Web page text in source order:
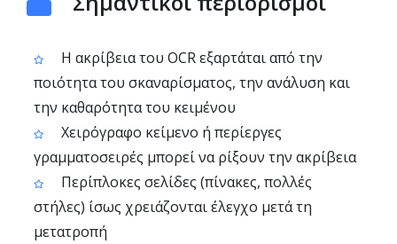
Η ακρίβεια του OCR εξαρτάται από την
ποιότητα του σκαναρίσματος, την ανάλυση και
την καθαρότητα του κειμένου
Χειρόγραφο κείμενο ή περίεργες
γραμματοσειρές μπορεί να ρίξουν την ακρίβεια
Περίπλοκες σελίδες (πίνακες, πολλές
στήλες) ίσως χρειάζονται έλεγχο μετά τη
μετατροπή